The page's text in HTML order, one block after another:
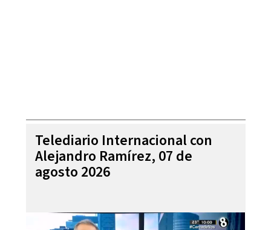
Telediario Internacional con
Alejandro Ramírez, 07 de
agosto 2026